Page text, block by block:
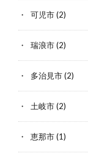
可児市(2)
瑞浪市(2)
多治見市(2)
土岐市(2)
恵那市(1)